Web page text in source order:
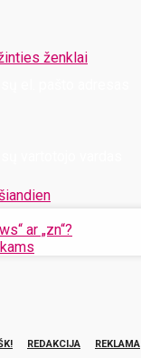
ženklai
ar „zn“?
REDAKCIJA REKLAMA